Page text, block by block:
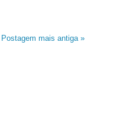
Postagem mais antiga »